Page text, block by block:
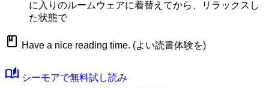
に入りのルームウェアに着替えてから、リラックスし
た状態で
book Have a nice reading time. (よい読書体験を)
auto_stories シーモアで無料試し読み